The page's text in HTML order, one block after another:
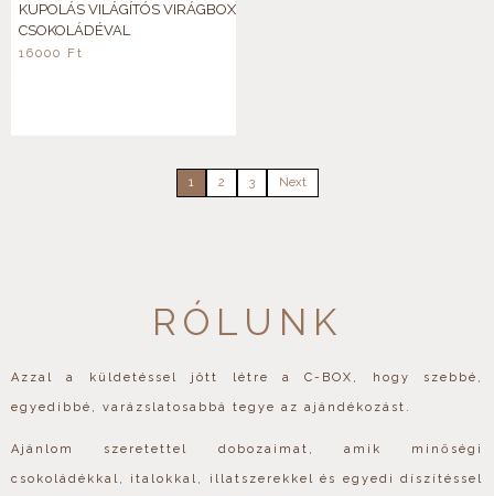
KUPOLÁS VILÁGÍTÓS VIRÁGBOX
CSOKOLÁDÉVAL
16000 Ft
1 2 3 Next
RÓLUNK
Azzal a küldetéssel jött létre a C-BOX, hogy szebbé,
egyedibbé, varázslatosabbá tegye az ajándékozást.
Ajánlom szeretettel dobozaimat, amik minőségi
csokoládékkal, italokkal, illatszerekkel és egyedi díszítéssel